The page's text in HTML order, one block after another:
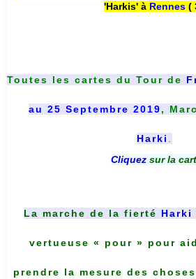
'Harkis' à Rennes(
Toutes les cartes du Tour de
au 25 Septembre 2019,
Harki
Cliquez sur la
La marche de la fierté Harki
vertueuse « pour » pour
prendre la mesure des